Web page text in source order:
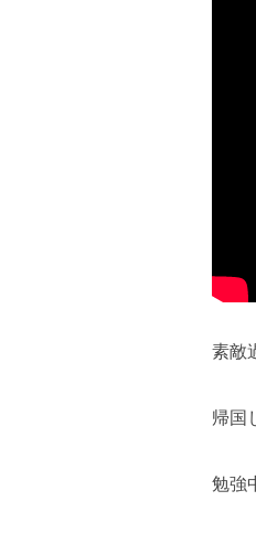
素敵
帰国
勉強